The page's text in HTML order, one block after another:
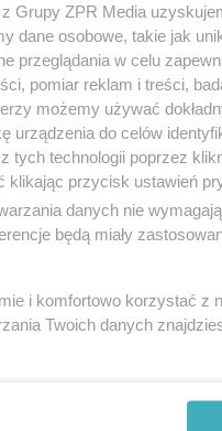
żeby mieć
Źródła
Grupy ZPR Media
dane osobowe, takie jak
przeglądania w celu
pomiar reklam i treści,
możemy używać
urządzenia do celów
technologii poprzez
przycisk ustawień
danych nie
będą miały
i komfortowo korzystać z
Twoich danych